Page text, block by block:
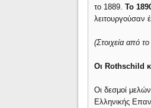
το 1889.Το
λειτουργούσαν
(Στοιχεία από
Οι Rothschild
Οι δεσμοί
Ελληνικής